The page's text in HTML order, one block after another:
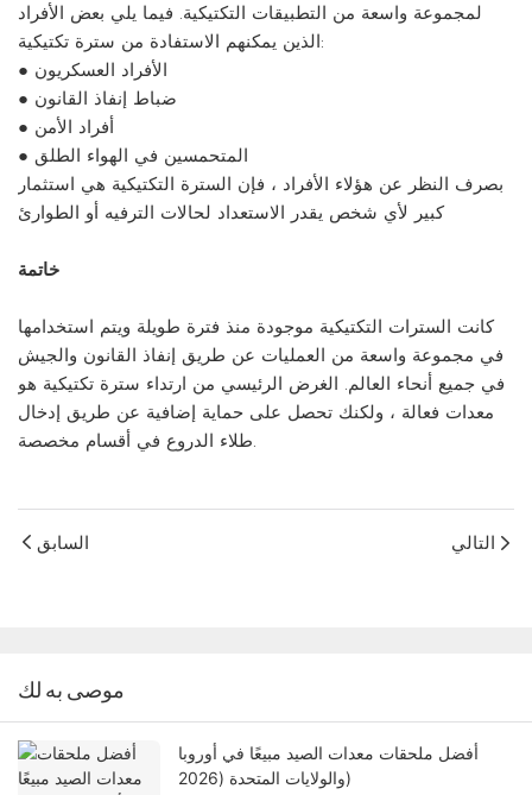
لمجموعة واسعة من التطبيقات التكتيكية. فيما يلي بعض الأفراد
الذين يمكنهم الاستفادة من سترة تكتيكية:
● الأفراد العسكريون
● ضباط إنفاذ القانون
● أفراد الأمن
● المتحمسين في الهواء الطلق
بصرف النظر عن هؤلاء الأفراد ، فإن السترة التكتيكية هي استثمار
كبير لأي شخص يقدر الاستعداد لحالات الترفيه أو الطوارئ
خاتمة
كانت السترات التكتيكية موجودة منذ فترة طويلة ويتم استخدامها
في مجموعة واسعة من العمليات عن طريق إنفاذ القانون والجيش
في جميع أنحاء العالم. الغرض الرئيسي من ارتداء سترة تكتيكية هو
معدات فعالة ، ولكنك تحصل على حماية إضافية عن طريق إدخال
طلاء الدروع في أقسام مخصصة.
السابق التالي
موصى به لك
أفضل ملحقات معدات الصيد مبيعًا في أوروبا
والولايات المتحدة (2026)